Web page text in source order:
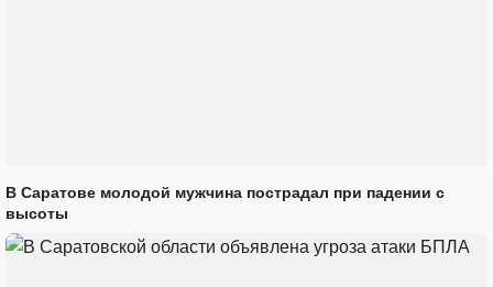
В Саратове молодой мужчина пострадал при падении с
высоты